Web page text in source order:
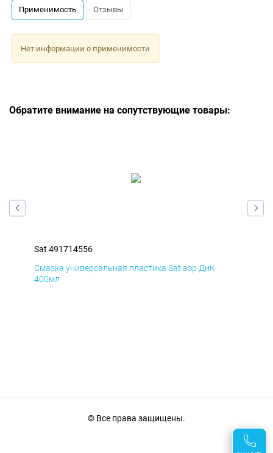
Применимость Отзывы
Нет информации о применимости
Обратите внимание на сопутствующие товары:
Sat 491714556
Смазка универсальная пластика Sat аэр ДиК
400мл
© Все права защищены.